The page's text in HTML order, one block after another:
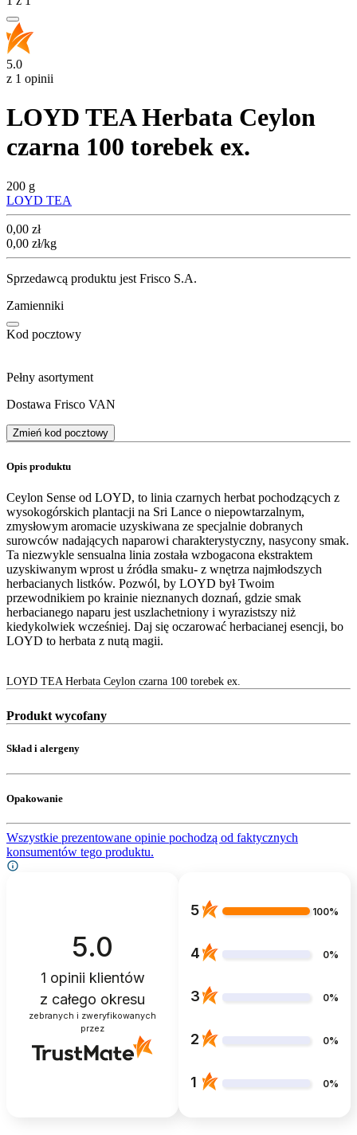
5.0
z 1 opinii
LOYD TEA Herbata Ceylon
czarna 100 torebek ex.
200 g
LOYD TEA
Cena
0,00 zł
0,00 zł/kg
Sprzedawcą produktu jest Frisco S.A.
Zamienniki
Kod pocztowy
Pełny asortyment
Dostawa Frisco VAN
Zmień kod pocztowy
Opis produktu
Ceylon Sense od LOYD, to linia czarnych herbat pochodzących z
wysokogórskich plantacji na Sri Lance o niepowtarzalnym,
zmysłowym aromacie uzyskiwana ze specjalnie dobranych
surowców nadających naparowi charakterystyczny, nasycony smak.
Ta niezwykle sensualna linia została wzbogacona ekstraktem
uzyskiwanym wprost u źródła smaku- z wnętrza najmłodszych
herbacianych listków. Pozwól, by LOYD był Twoim
przewodnikiem po krainie nieznanych doznań, gdzie smak
herbacianego naparu jest uszlachetniony i wyrazistszy niż
kiedykolwiek wcześniej. Daj się oczarować herbacianej esencji, bo
LOYD to herbata z nutą magii.
LOYD TEA Herbata Ceylon czarna 100 torebek ex.
Produkt wycofany
Skład i alergeny
Opakowanie
Wszystkie prezentowane opinie pochodzą od faktycznych
konsumentów tego produktu.
5.0
1 opinii klientów
z całego okresu
zebranych i zweryfikowanych
przez
5 100%
4 0%
3 0%
2 0%
1 0%